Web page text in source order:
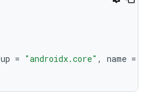
= "androidx.core" , name =